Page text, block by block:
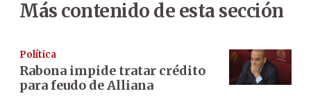
Más contenido de esta sección
Política
Rabona impide tratar crédito
para feudo de Alliana